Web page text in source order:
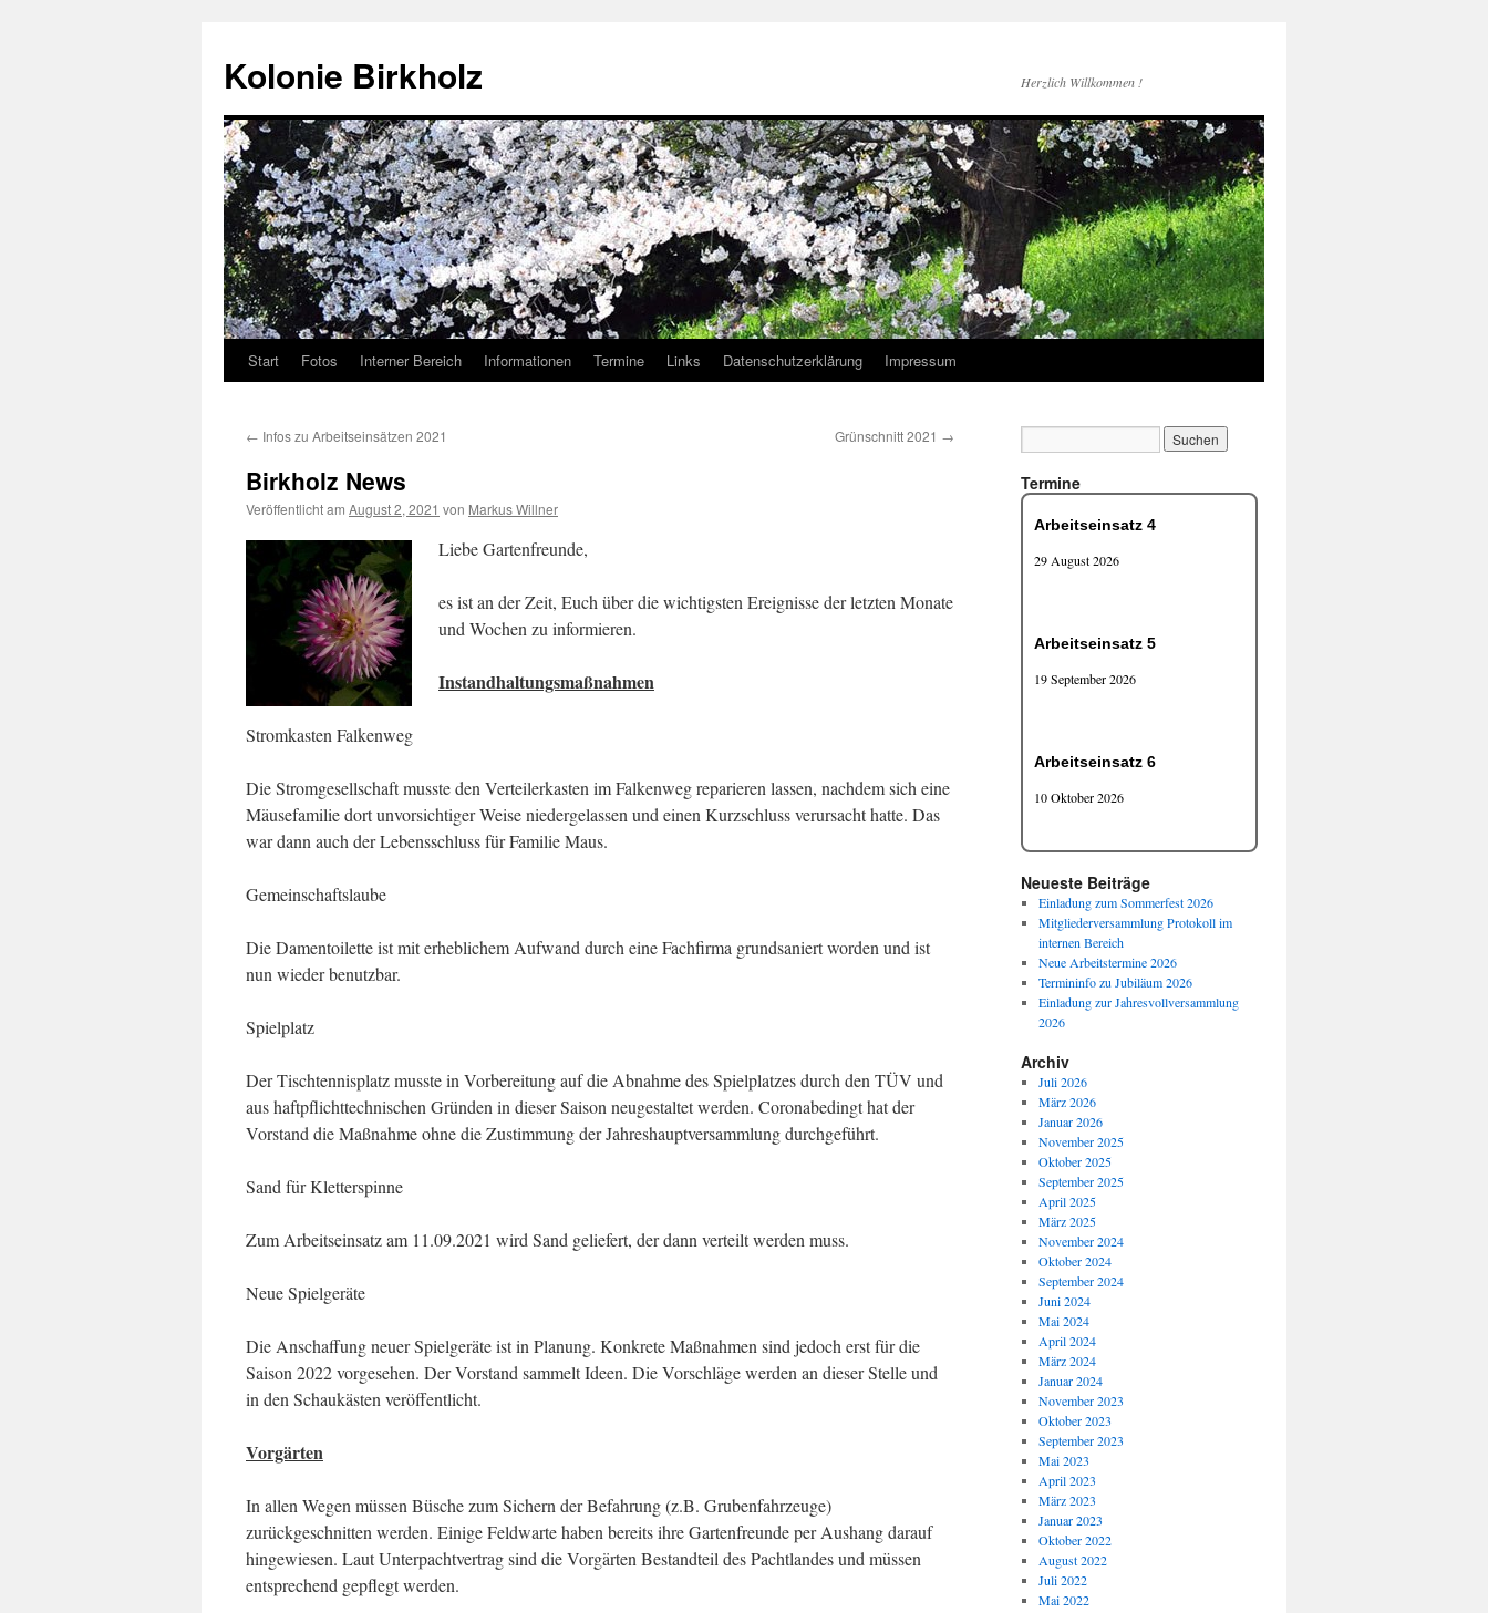
Kolonie Birkholz Herzlich Willkommen !
Start Fotos Interner Bereich Informationen Termine Links Datenschutzerklärung Impressum
← Infos zu Arbeitseinsätzen 2021 Grünschnitt 2021 →
Birkholz News
Veröffentlicht am August 2, 2021 von Markus Willner
Liebe Gartenfreunde,
es ist an der Zeit, Euch über die wichtigsten Ereignisse der letzten Monate
und Wochen zu informieren.
Instandhaltungsmaßnahmen
Stromkasten Falkenweg
Die Stromgesellschaft musste den Verteilerkasten im Falkenweg reparieren lassen, nachdem sich eine
Mäusefamilie dort unvorsichtiger Weise niedergelassen und einen Kurzschluss verursacht hatte. Das
war dann auch der Lebensschluss für Familie Maus.
Gemeinschaftslaube
Die Damentoilette ist mit erheblichem Aufwand durch eine Fachfirma grundsaniert worden und ist
nun wieder benutzbar.
Spielplatz
Der Tischtennisplatz musste in Vorbereitung auf die Abnahme des Spielplatzes durch den TÜV und
aus haftpflichttechnischen Gründen in dieser Saison neugestaltet werden. Coronabedingt hat der
Vorstand die Maßnahme ohne die Zustimmung der Jahreshauptversammlung durchgeführt.
Sand für Kletterspinne
Zum Arbeitseinsatz am 11.09.2021 wird Sand geliefert, der dann verteilt werden muss.
Neue Spielgeräte
Die Anschaffung neuer Spielgeräte ist in Planung. Konkrete Maßnahmen sind jedoch erst für die
Saison 2022 vorgesehen. Der Vorstand sammelt Ideen. Die Vorschläge werden an dieser Stelle und
in den Schaukästen veröffentlicht.
Vorgärten
In allen Wegen müssen Büsche zum Sichern der Befahrung (z.B. Grubenfahrzeuge)
zurückgeschnitten werden. Einige Feldwarte haben bereits ihre Gartenfreunde per Aushang darauf
hingewiesen. Laut Unterpachtvertrag sind die Vorgärten Bestandteil des Pachtlandes und müssen
entsprechend gepflegt werden.
Termine
Arbeitseinsatz 4
29 August 2026
Arbeitseinsatz 5
19 September 2026
Arbeitseinsatz 6
10 Oktober 2026
Neueste Beiträge
Einladung zum Sommerfest 2026
Mitgliederversammlung Protokoll im
internen Bereich
Neue Arbeitstermine 2026
Termininfo zu Jubiläum 2026
Einladung zur Jahresvollversammlung
2026
Archiv
Juli 2026
März 2026
Januar 2026
November 2025
Oktober 2025
September 2025
April 2025
März 2025
November 2024
Oktober 2024
September 2024
Juni 2024
Mai 2024
April 2024
März 2024
Januar 2024
November 2023
Oktober 2023
September 2023
Mai 2023
April 2023
März 2023
Januar 2023
Oktober 2022
August 2022
Juli 2022
Mai 2022